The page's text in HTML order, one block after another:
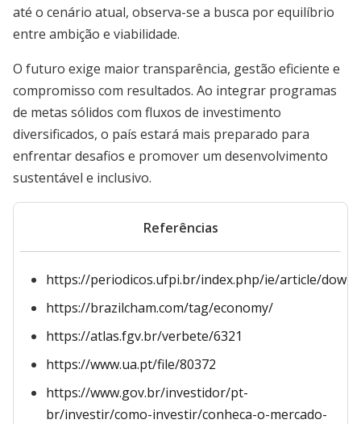
até o cenário atual, observa-se a busca por equilíbrio
entre ambição e viabilidade.
O futuro exige maior transparência, gestão eficiente e
compromisso com resultados. Ao integrar programas
de metas sólidos com fluxos de investimento
diversificados, o país estará mais preparado para
enfrentar desafios e promover um desenvolvimento
sustentável e inclusivo.
Referências
https://periodicos.ufpi.br/index.php/ie/article/
https://brazilcham.com/tag/economy/
https://atlas.fgv.br/verbete/6321
https://www.ua.pt/file/80372
https://www.gov.br/investidor/pt-
br/investir/como-investir/conheca-o-mercado-